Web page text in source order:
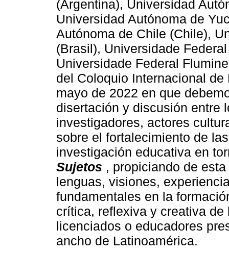
(Argentina), Universidad
Universidad Autónoma de
Autónoma de Chile (Chile),
(Brasil), Universidade
Universidade Federal
del Coloquio Internacional
mayo de 2022 en que
disertación y discusión entre
investigadores, actores
sobre el fortalecimiento de
investigación educativa en
Sujetos , propiciando de
lenguas, visiones,
fundamentales en la
crítica, reflexiva y creativa
licenciados o educadores
ancho de Latinoamérica.